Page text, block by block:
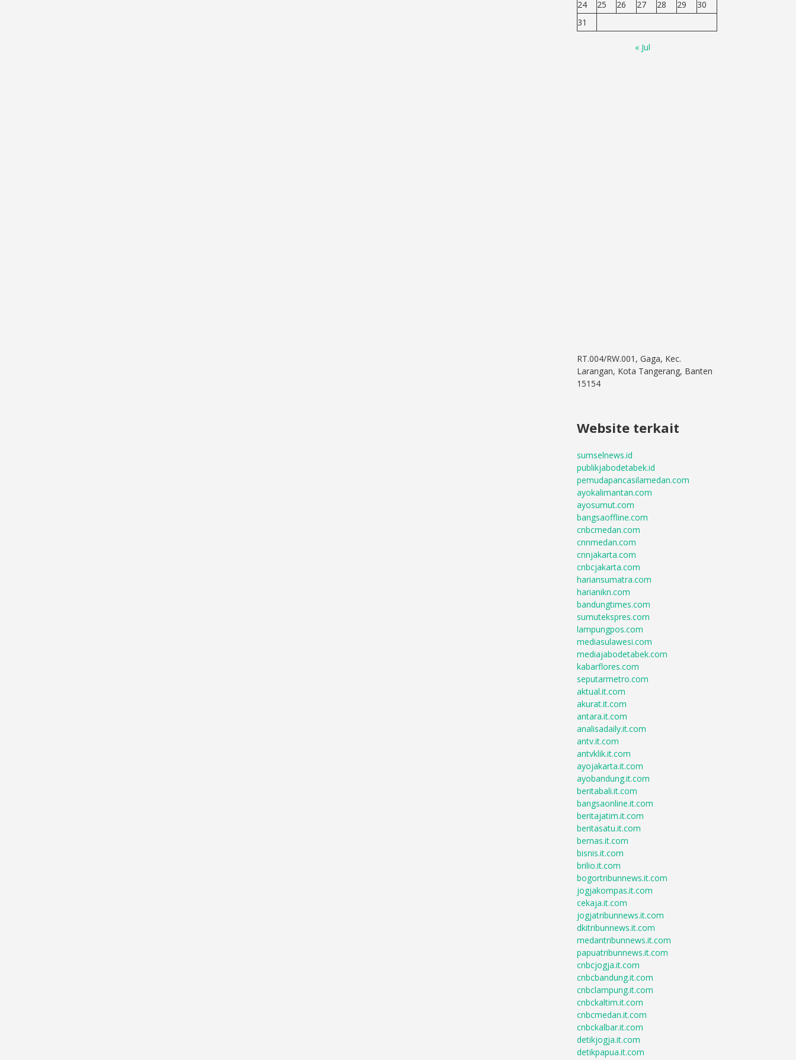
24
25 26 27 28 29
30
31
« Jul
RT.004/RW.001, Gaga, Kec.
Larangan, Kota Tangerang, Banten
15154
Website terkait
sumselnews.id
publikjabodetabek.id
pemudapancasilamedan.com
ayokalimantan.com
ayosumut.com
bangsaoffline.com
cnbcmedan.com
cnnmedan.com
cnnjakarta.com
cnbcjakarta.com
hariansumatra.com
harianikn.com
bandungtimes.com
sumutekspres.com
lampungpos.com
mediasulawesi.com
mediajabodetabek.com
kabarflores.com
seputarmetro.com
aktual.it.com
akurat.it.com
antara.it.com
analisadaily.it.com
antv.it.com
antvklik.it.com
ayojakarta.it.com
ayobandung.it.com
beritabali.it.com
bangsaonline.it.com
beritajatim.it.com
beritasatu.it.com
bernas.it.com
bisnis.it.com
brilio.it.com
bogortribunnews.it.com
jogjakompas.it.com
cekaja.it.com
jogjatribunnews.it.com
dkitribunnews.it.com
medantribunnews.it.com
papuatribunnews.it.com
cnbcjogja.it.com
cnbcbandung.it.com
cnbclampung.it.com
cnbckaltim.it.com
cnbcmedan.it.com
cnbckalbar.it.com
detikjogja.it.com
detikpapua.it.com